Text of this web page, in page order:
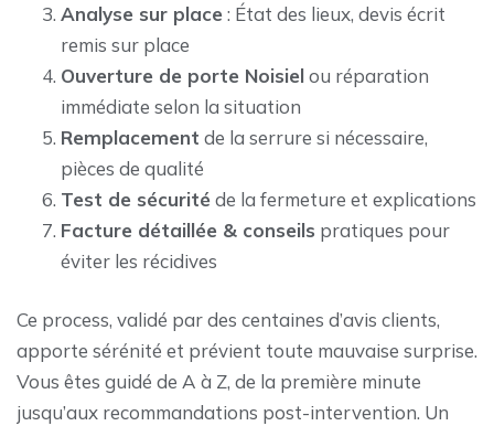
Analyse sur place : État des lieux, devis écrit
remis sur place
Ouverture de porte Noisielou réparation
immédiate selon la situation
Remplacement de la serrure si nécessaire,
pièces de qualité
Test de sécurité de la fermeture et explications
Facture détaillée & conseils pratiques pour
éviter les récidives
Ce process, validé par des centaines d’avis clients,
apporte sérénité et prévient toute mauvaise surprise.
Vous êtes guidé de A à Z, de la première minute
jusqu’aux recommandations post-intervention. Un